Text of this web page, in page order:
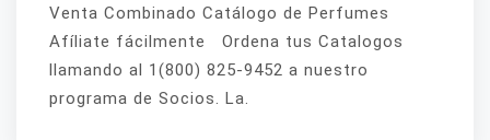
Venta Combinado Catálogo de Perfumes
Afíliate fácilmente Ordena tus Catalogos
llamando al 1(800) 825-9452 a nuestro
programa de Socios. La.